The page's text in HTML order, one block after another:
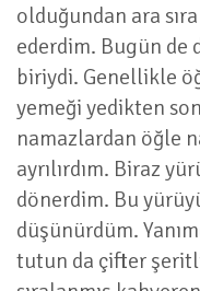
olduğundan ara
ederdim. Bugün
biriydi. Genellikle
yemeği yedikten
namazlardan öğle
ayrılırdım. Biraz
dönerdim. Bu
düşünürdüm.
tutun da çifter